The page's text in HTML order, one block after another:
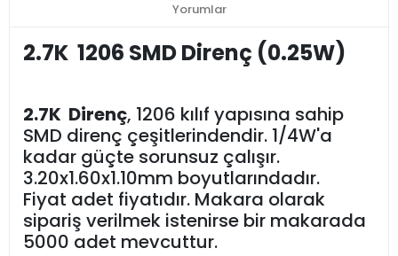
Yorumlar
2.7K 1206 SMD Direnç (0.25W)
2.7K Direnç, 1206 kılıf yapısına sahip
SMD direnç çeşitlerindendir. 1/4W'a
kadar güçte sorunsuz çalışır.
3.20x1.60x1.10mm boyutlarındadır.
Fiyat adet fiyatıdır. Makara olarak
sipariş verilmek istenirse bir makarada
5000 adet mevcuttur.